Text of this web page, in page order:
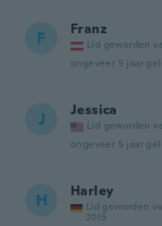
F Franz
Lid geworden
ongeveer 5 jaar
J Jessica
Lid geworden
ongeveer 5 jaar
H Harley
Lid geworden
2015